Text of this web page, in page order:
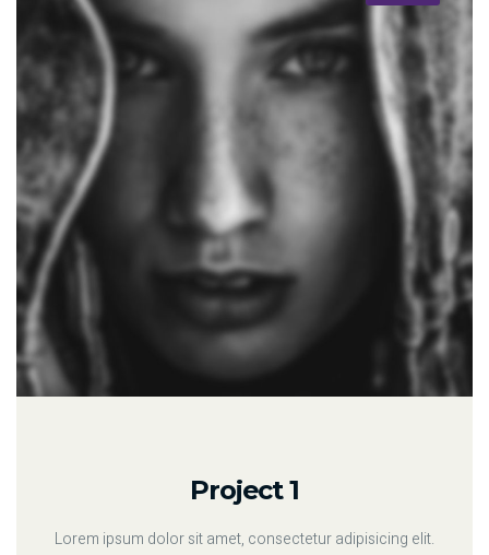
Project 1
Lorem ipsum dolor sit amet, consectetur adipisicing elit.